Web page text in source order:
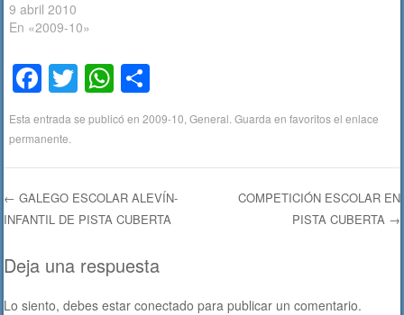
9 abril 2010
En «2009-10»
F
a
c
e
b
o
o
k
T
wi
tt
er
W
h
at
s
A
p
p
o
m
p
ar
tir
Esta entrada se publicó en2009-10,General. Guarda en favoritos elenlace
permanente.
Navegación de entradas
← GALEGO ESCOLAR ALEVÍN-
INFANTIL DE PISTA CUBERTA
COMPETICIÓN ESCOLAR EN
PISTA CUBERTA →
Deja una respuesta
Lo siento, debes estarconectado para publicar un comentario.